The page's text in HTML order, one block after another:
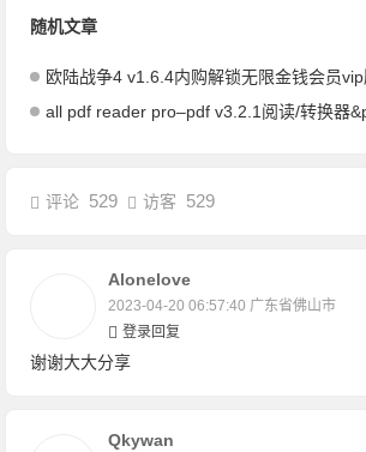
随机文章
欧陆战争4 v1.6.4内购解锁无限金钱会员vip
all pdf reader pro–pdf v3.2.1阅读/转换器
评论 529 访客 529
Alonelove
2023-04-20 06:57:40 广东省佛山市
登录回复
谢谢大大分享
Qkywan